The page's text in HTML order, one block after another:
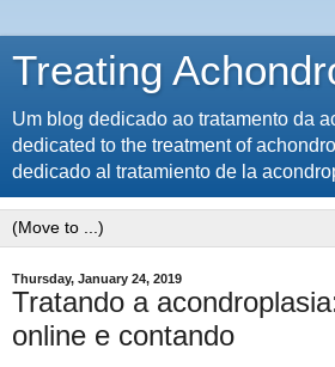
Treating
Um blog dedicado ao tratamento da
dedicated to the treatment of
dedicado al tratamiento de la
Thursday, January 24, 2019
Tratando a
online e contando